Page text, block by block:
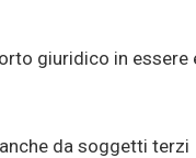
giuridico in essere
da soggetti terzi